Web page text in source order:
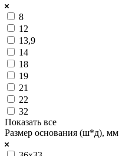
8
12
13,9
14
18
19
21
22
32
Показать все
Размер основания (ш*д), мм